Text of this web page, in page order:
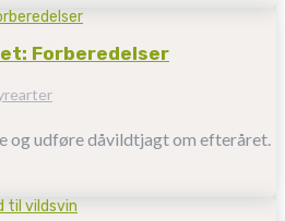
Forberedelser
og udføre dåvildtjagt om efteråret.